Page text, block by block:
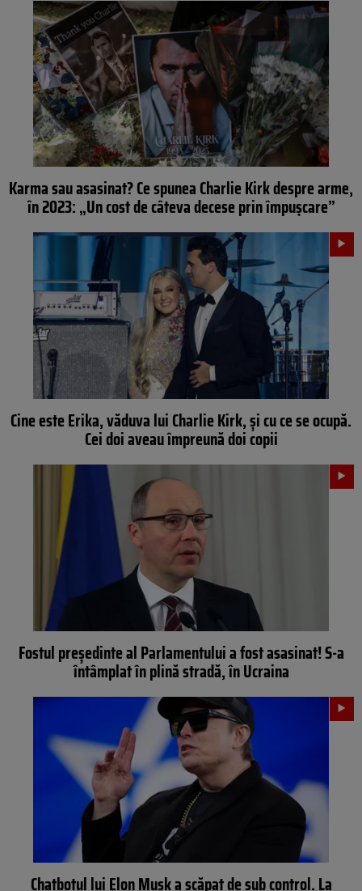
Karma sau asasinat? Ce spunea Charlie Kirk despre arme,
în 2023: „Un cost de câteva decese prin împușcare”
Cine este Erika, văduva lui Charlie Kirk, și cu ce se ocupă.
Cei doi aveau împreună doi copii
Fostul președinte al Parlamentului a fost asasinat! S-a
întâmplat în plină stradă, în Ucraina
Chatbotul lui Elon Musk a scăpat de sub control. La